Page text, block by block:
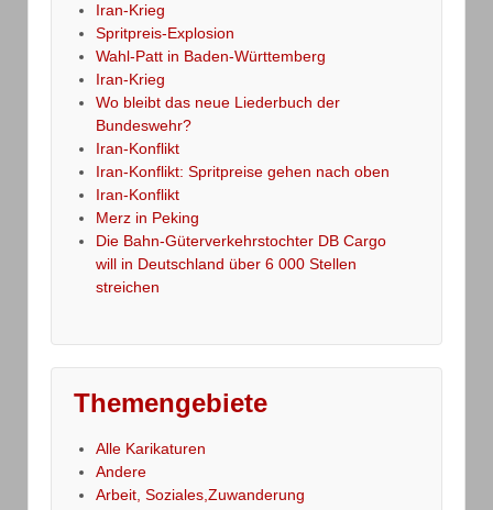
Iran-Krieg
Spritpreis-Explosion
Wahl-Patt in Baden-Württemberg
Iran-Krieg
Wo bleibt das neue Liederbuch der
Bundeswehr?
Iran-Konflikt
Iran-Konflikt: Spritpreise gehen nach oben
Iran-Konflikt
Merz in Peking
Die Bahn-Güterverkehrstochter DB Cargo
will in Deutschland über 6 000 Stellen
streichen
Themengebiete
Alle Karikaturen
Andere
Arbeit, Soziales,Zuwanderung